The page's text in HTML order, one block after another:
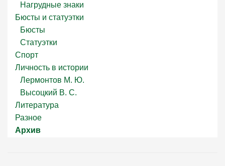
Нагрудные знаки
Бюсты и статуэтки
Бюсты
Статуэтки
Спорт
Личность в истории
Лермонтов М. Ю.
Высоцкий В. С.
Литература
Разное
Архив